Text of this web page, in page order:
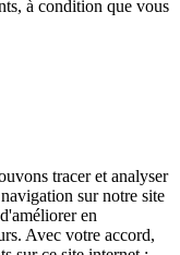
à condition que vous
tracer et analyser
sur notre site
en
Avec votre accord,